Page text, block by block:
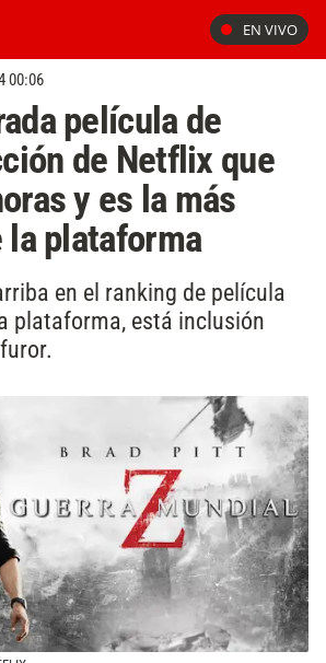
EN VIVO
00:06
película de
de Netflix que
y es la más
la plataforma
en el ranking de película
plataforma, está inclusión